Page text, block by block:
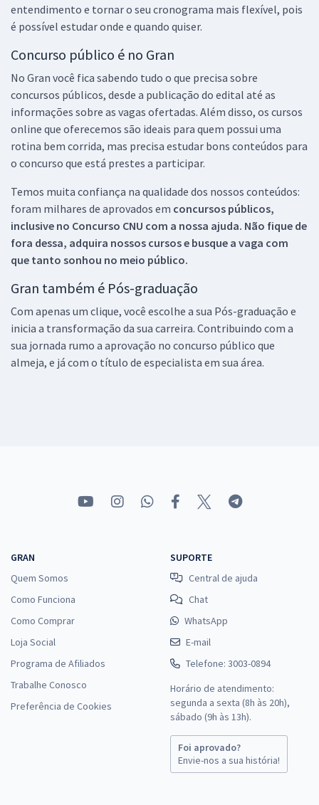
entendimento e tornar o seu cronograma mais flexível, pois
é possível estudar onde e quando quiser.
Concurso público é no Gran
No Gran você fica sabendo tudo o que precisa sobre
concursos públicos, desde a publicação do edital até as
informações sobre as vagas ofertadas. Além disso, os cursos
online que oferecemos são ideais para quem possui uma
rotina bem corrida, mas precisa estudar bons conteúdos para
o concurso que está prestes a participar.
Temos muita confiança na qualidade dos nossos conteúdos:
foram milhares de aprovados em concursos públicos,
inclusive no Concurso CNU com a nossa ajuda. Não fique de
fora dessa, adquira nossos cursos e busque a vaga com
que tanto sonhou no meio público.
Gran também é Pós-graduação
Com apenas um clique, você escolhe a sua Pós-graduação e
inicia a transformação da sua carreira. Contribuindo com a
sua jornada rumo a aprovação no concurso público que
almeja, e já com o título de especialista em sua área.
GRAN
Quem Somos
Como Funciona
Como Comprar
Loja Social
Programa de Afiliados
Trabalhe Conosco
Preferência de Cookies
SUPORTE
Central de ajuda
Chat
WhatsApp
E-mail
Telefone: 3003-0894
Horário de atendimento:
segunda a sexta (8h às 20h),
sábado (9h às 13h).
Foi aprovado?
Envie-nos a sua história!